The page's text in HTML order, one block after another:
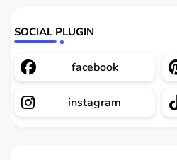
SOCIAL PLUGIN
facebook
instagram